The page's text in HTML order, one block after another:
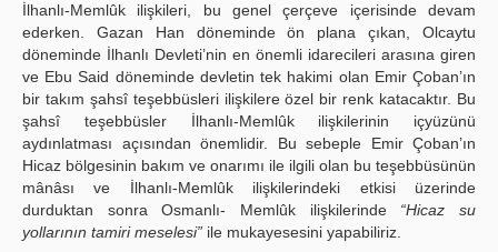
İlhanlı-Memlûk ilişkileri, bu genel çerçeve içerisinde devam
ederken. Gazan Han döneminde ön plana çıkan, Olcaytu
döneminde İlhanlı Devleti’nin en önemli idarecileri arasına giren
ve Ebu Said döneminde devletin tek hakimi olan Emir Çoban’ın
bir takım şahsî teşebbüsleri ilişkilere özel bir renk katacaktır. Bu
şahsî teşebbüsler İlhanlı-Memlûk ilişkilerinin içyüzünü
aydınlatması açısından önemlidir. Bu sebeple Emir Çoban’ın
Hicaz bölgesinin bakım ve onarımı ile ilgili olan bu teşebbüsünün
mânâsı ve İlhanlı-Memlûk ilişkilerindeki etkisi üzerinde
durduktan sonra Osmanlı- Memlûk ilişkilerinde “Hicaz su
yollarının tamiri meselesi” ile mukayesesini yapabiliriz.